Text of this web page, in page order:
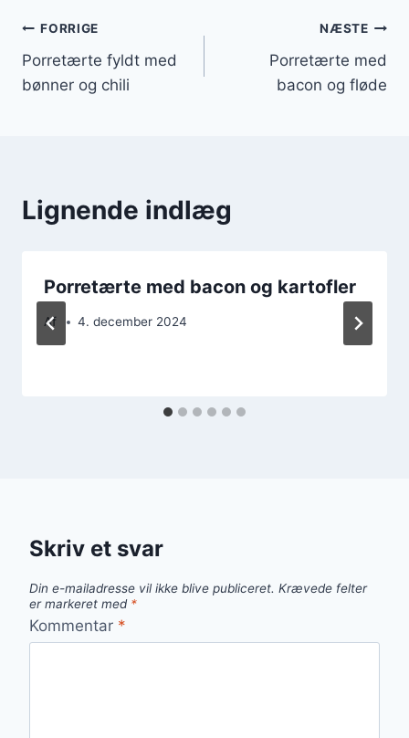
Indlægsnavigation
FORRIGE
Porretærte fyldt med
bønner og chili
NÆSTE
Porretærte med
bacon og fløde
Lignende indlæg
Porretærte med bacon og kartofler
Af 4. december 2024
Skriv et svar
Din e-mailadresse vil ikke blive publiceret. Krævede felter
er markeret med *
Kommentar *